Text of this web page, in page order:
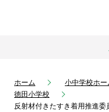
ホーム 小中学校ホー
徳田小学校
反射材付きたすき着用推進